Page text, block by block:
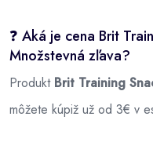
❓ Aká je cena Brit
Množstevná zľava?
Produkt Brit Training
môžete kúpiž už od 3€ v